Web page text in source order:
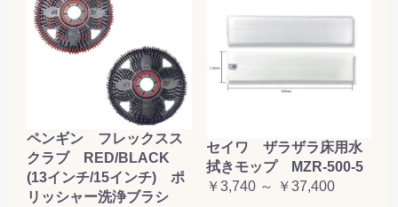
ペンギン フレックスス
クラブ RED/BLACK
(13インチ/15インチ) ポ
リッシャー洗浄ブラシ
セイワ ザラザラ床用水
拭きモップ MZR-500-5
￥3,740 ～ ￥37,400